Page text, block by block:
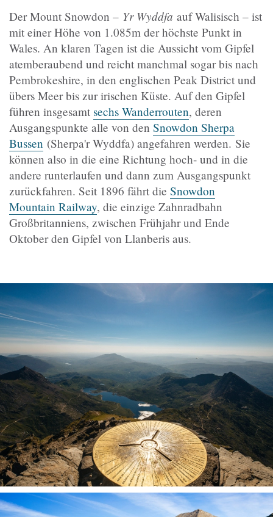
Der Mount Snowdon – Yr Wyddfa auf Walisisch – ist
mit einer Höhe von 1.085m der höchste Punkt in
Wales. An klaren Tagen ist die Aussicht vom Gipfel
atemberaubend und reicht manchmal sogar bis nach
Pembrokeshire, in den englischen Peak District und
übers Meer bis zur irischen Küste. Auf den Gipfel
führen insgesamt sechs Wanderrouten, deren
Ausgangspunkte alle von den Snowdon Sherpa
Bussen (Sherpa'r Wyddfa) angefahren werden. Sie
können also in die eine Richtung hoch- und in die
andere runterlaufen und dann zum Ausgangspunkt
zurückfahren. Seit 1896 fährt die Snowdon
Mountain Railway, die einzige Zahnradbahn
Großbritanniens, zwischen Frühjahr und Ende
Oktober den Gipfel von Llanberis aus.